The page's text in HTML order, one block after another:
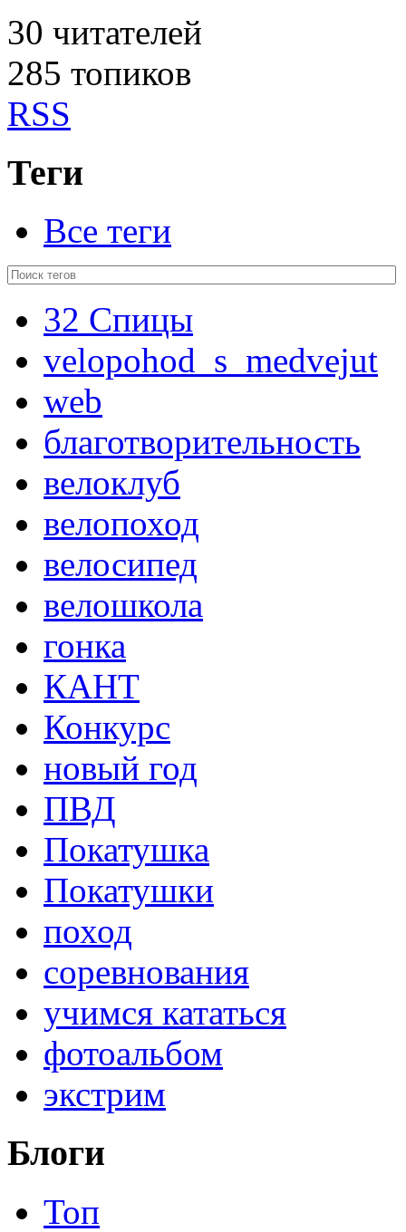
30 читателей
285 топиков
RSS
Теги
Все теги
32 Спицы
velopohod_s_medvejut
web
благотворительность
велоклуб
велопоход
велосипед
велошкола
гонка
КАНТ
Конкурс
новый год
ПВД
Покатушка
Покатушки
поход
соревнования
учимся кататься
фотоальбом
экстрим
Блоги
Топ